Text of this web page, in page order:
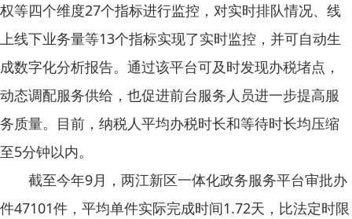
权等四个维度27个指标进行监控，对实时排队情况、线
上线下业务量等13个指标实现了实时监控，并可自动生
成数字化分析报告。通过该平台可及时发现办税堵点，
动态调配服务供给，也促进前台服务人员进一步提高服
务质量。目前，纳税人平均办税时长和等待时长均压缩
至5分钟以内。
截至今年9月，两江新区一体化政务服务平台审批办
件47101件，平均单件实际完成时间1.72天，比法定时限